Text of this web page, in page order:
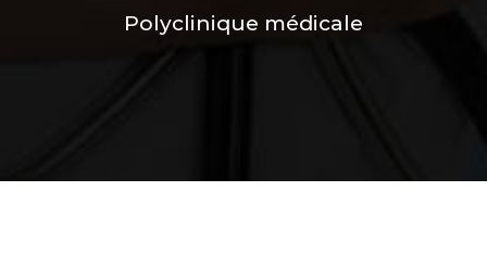
Polyclinique médicale